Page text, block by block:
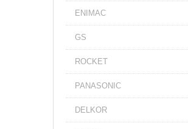
ENIMAC
GS
ROCKET
PANASONIC
DELKOR